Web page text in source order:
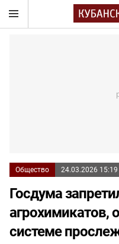
Общество 24.03.2026 15:19
Госдума
агрохимикатов,
системе